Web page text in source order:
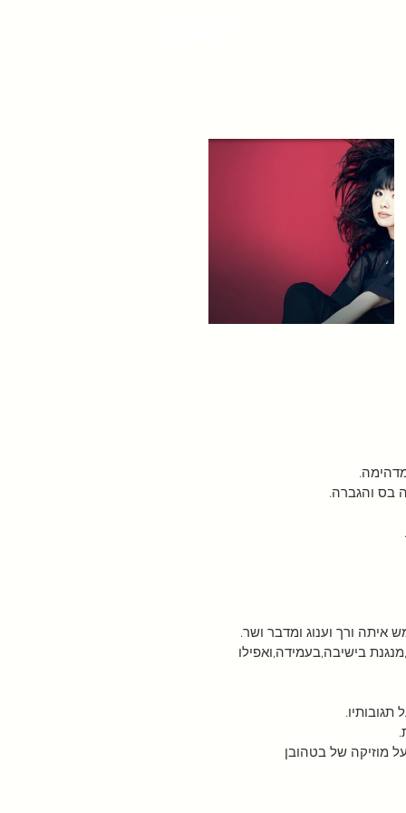
בס והגברה.
איתה ורך וענוג ומדבר ושר.
בישיבה,בעמידה,ואפילו